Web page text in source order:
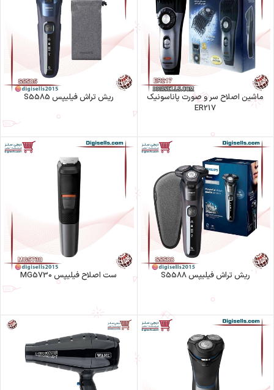
ماشین اصلاح سر و صورت پاناسونیک
ER217
ریش تراش فیلیپس S5585
ریش تراش فیلیپس S5588 ست اصلاح فیلیپس MG5730